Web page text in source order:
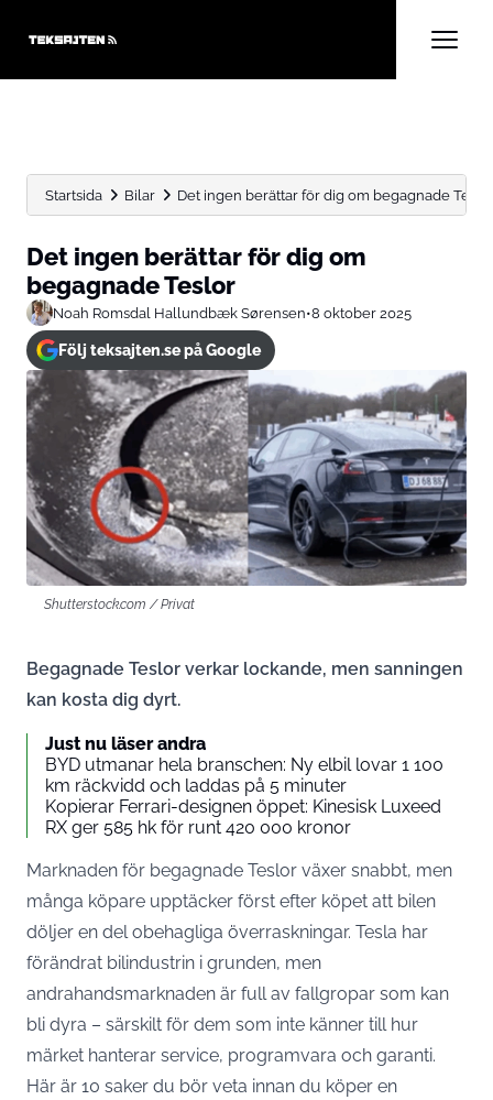
Startsida Bilar Det ingen berättar för dig om begagnade
Det ingen berättar för dig om
begagnade Teslor
Noah Romsdal Hallundbæk Sørensen•8 oktober 2025
Följ teksajten.se på Google
Shutterstock.com / Privat
Begagnade Teslor verkar lockande, men sanningen
kan kosta dig dyrt.
Just nu läser andra
BYD utmanar hela branschen: Ny elbil lovar 1 100
km räckvidd och laddas på 5 minuter
Kopierar Ferrari-designen öppet: Kinesisk Luxeed
RX ger 585 hk för runt 420 000 kronor
Marknaden för begagnade Teslor växer snabbt, men
många köpare upptäcker först efter köpet att bilen
döljer en del obehagliga överraskningar. Tesla har
förändrat bilindustrin i grunden, men
andrahandsmarknaden är full av fallgropar som kan
bli dyra – särskilt för dem som inte känner till hur
märket hanterar service, programvara och garanti.
Här är 10 saker du bör veta innan du köper en